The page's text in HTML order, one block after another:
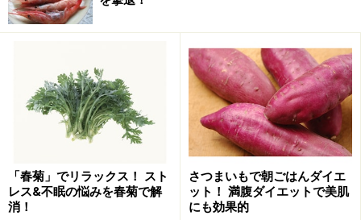
です！ 桑の実は「腎」の働きを高めて、若々しさを保
「造血効果」で肌荒れを撃退！
血色のよい、いきいきとした肌に大切なのは「血」。女
子にとっては、肌や髪に栄養を与える「体内美女美容
「春菊」でリラックス！ スト
レス&不眠の悩みを春菊で解
消！
さつまいもで朝ごはんダイエ
ット！ 満腹ダイエットで美肌
にも効果的